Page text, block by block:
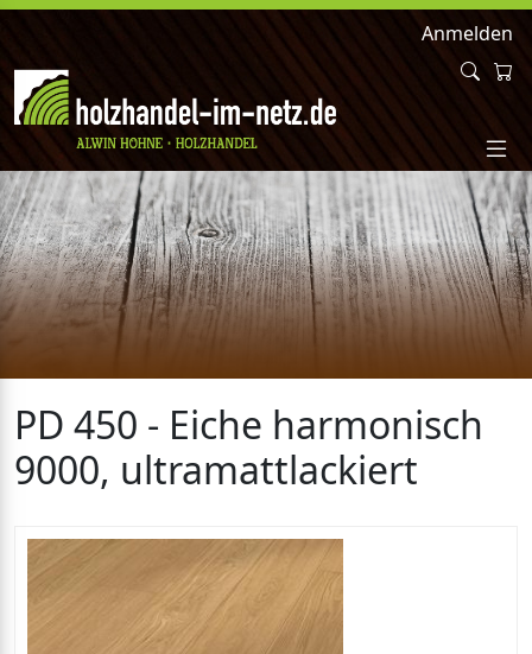
Anmelden
PD 450 - Eiche harmonisch
9000, ultramattlackiert